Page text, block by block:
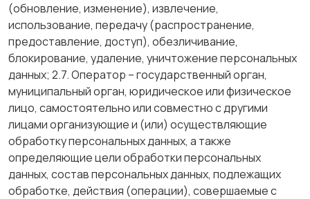
(обновление, изменение), извлечение,
использование, передачу (распространение,
предоставление, доступ), обезличивание,
блокирование, удаление, уничтожение персональных
данных; 2.7. Оператор – государственный орган,
муниципальный орган, юридическое или физическое
лицо, самостоятельно или совместно с другими
лицами организующие и (или) осуществляющие
обработку персональных данных, а также
определяющие цели обработки персональных
данных, состав персональных данных, подлежащих
обработке, действия (операции), совершаемые с